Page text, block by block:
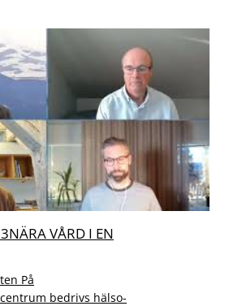
VÅRD I EN
På
bedrivs hälso-